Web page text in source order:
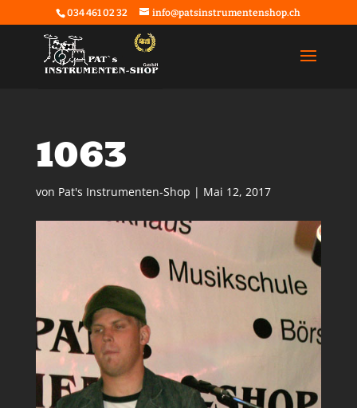
034 461 02 32 info@patsinstrumentenshop.ch
1063
von Pat's Instrumenten-Shop | Mai 12, 2017